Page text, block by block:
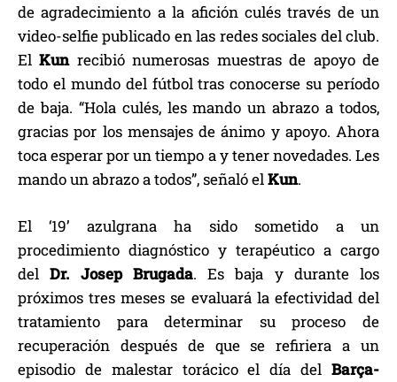
de agradecimiento a la afición culés través de un
video-selfie publicado en las redes sociales del club.
ElKun recibió numerosas muestras de apoyo de
todo el mundo del fútbol tras conocerse su período
de baja. “Hola culés, les mando un abrazo a todos,
gracias por los mensajes de ánimo y apoyo. Ahora
toca esperar por un tiempo a y tener novedades. Les
mando un abrazo a todos”, señaló elKun.
El ‘19’ azulgrana ha sido sometido a un
procedimiento diagnóstico y terapéutico a cargo
delDr. Josep Brugada. Es baja y durante los
próximos tres meses se evaluará la efectividad del
tratamiento para determinar su proceso de
recuperación después de que se refiriera a un
episodio de malestar torácico el día del Barça-